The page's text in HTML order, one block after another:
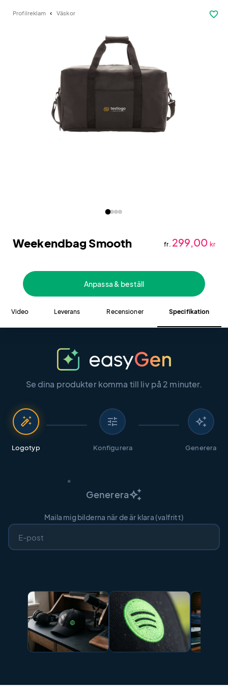
Profilreklam Väskor favorite_border
Weekendbag Smooth fr. 299,00 kr
Anpassa & beställ
Video Leverans Recensioner Specifikation
Se dina produkter komma till liv på 2 minuter.
auto_fix_high
Logotyp
tune
Konfigurera
auto_awesome
Generera
Genereraauto_awesome
Maila mig bilderna när de är klara (valfritt)